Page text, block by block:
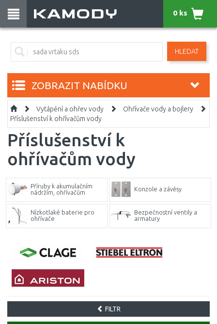
HLEDAT
0 ks
ZOBRAZIT NABÍDKU
Vytápění a ohřev vody
Ohřívače vody a bojlery
Příslušenství k ohřívačům vody
Příslušenství k
ohřívačům vody
Příruby k akumulačním
nádržím, ohřívačům
Konzole a závěsy
Nízkotlaké baterie pro
ohřívače
Bezpečnostní ventily a
armatury
FILTR